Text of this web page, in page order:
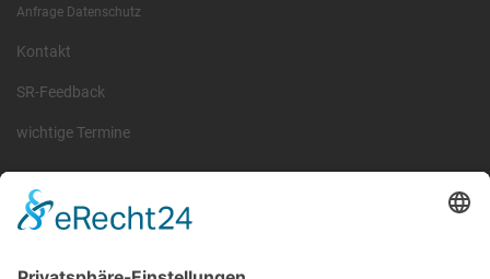
Anfrage Datenschutz
Kontakt
SR-Feedback
wichtige Termine
Information
Sachsen und Thüringen. Er ist als eingetragener Verein tätig und